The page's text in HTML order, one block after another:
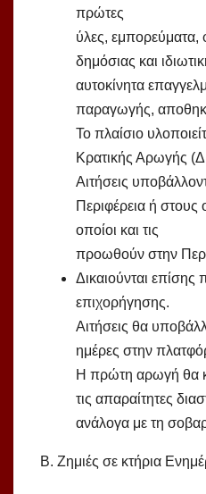
πρώτες
ύλες, εμπορεύματα,
δημόσιας και
αυτοκίνητα
παραγωγής,
Το πλαίσιο
Κρατικής Αρωγής
Αιτήσεις
Περιφέρεια ή στους
οποίοι και τις
προωθούν στην
Δικαιούνται
επιχορήγησης.
Αιτήσεις θα
ημέρες στην
Η πρώτη αρωγή θα
τις απαραίτητες
ανάλογα με τη
Β. Ζημιές σε κτήρια